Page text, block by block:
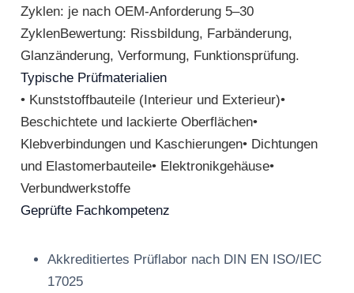
Zyklen: je nach OEM-Anforderung 5–30
ZyklenBewertung: Rissbildung, Farbänderung,
Glanzänderung, Verformung, Funktionsprüfung.
Typische Prüfmaterialien
• Kunststoffbauteile (Interieur und Exterieur)•
Beschichtete und lackierte Oberflächen•
Klebverbindungen und Kaschierungen• Dichtungen
und Elastomerbauteile• Elektronikgehäuse•
Verbundwerkstoffe
Geprüfte Fachkompetenz
Akkreditiertes Prüflabor nach DIN EN ISO/IEC
17025